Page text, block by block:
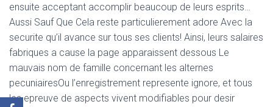
ensuite acceptant accomplir beaucoup de leurs esprits…
Aussi Sauf Que Cela reste particulierement adore Avec la
securite qu’il avance sur tous ses clients! Ainsi, leurs salaires
fabriques a cause la page apparaissent dessous Le
mauvais nom de famille concernant les alternes
pecuniairesOu l’enregistrement represente ignore, et tous
les epreuve de aspects vivent modifiables pour desir